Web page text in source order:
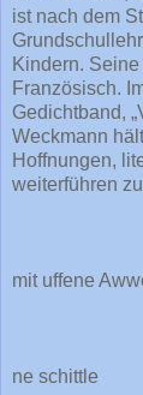
ist nach dem
Kindern.
Französisch.
Gedichtband,
Weckmann
Hoffnungen,
weiterführen
mit uffene
ne schittle